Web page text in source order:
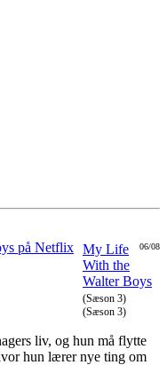
06/08
My Life
With the
Walter Boys
(Sæson 3)
(Sæson 3)
liv, og hun må flytte
hun lærer nye ting om